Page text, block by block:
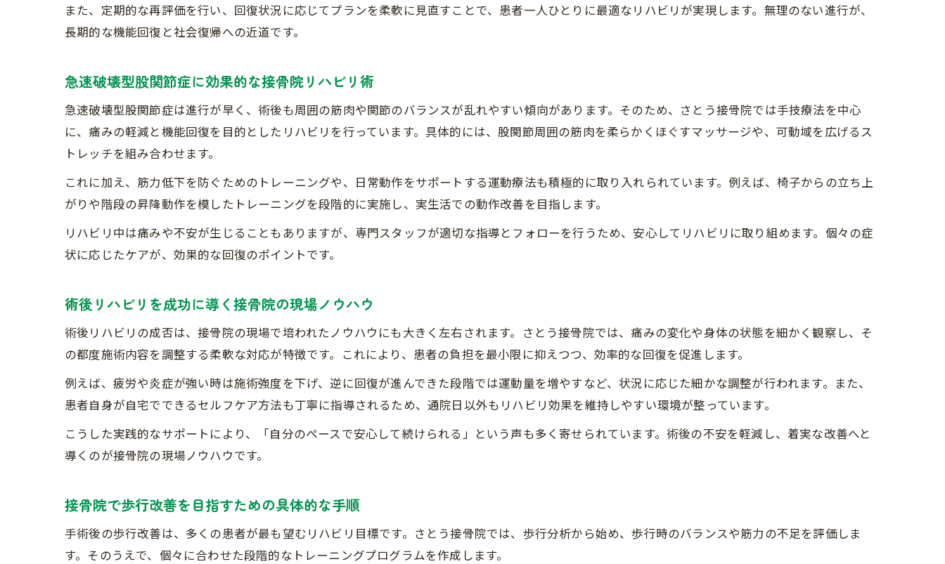
また、定期的な再評価を行い、回復状況に応じてプランを柔軟に見直すことで、患者一人ひとりに最適なリハビリが実現します。無理のない進行が、
長期的な機能回復と社会復帰への近道です。
急速破壊型股関節症に効果的な接骨院リハビリ術
急速破壊型股関節症は進行が早く、術後も周囲の筋肉や関節のバランスが乱れやすい傾向があります。そのため、さとう接骨院では手技療法を中心
に、痛みの軽減と機能回復を目的としたリハビリを行っています。具体的には、股関節周囲の筋肉を柔らかくほぐすマッサージや、可動域を広げるス
トレッチを組み合わせます。
これに加え、筋力低下を防ぐためのトレーニングや、日常動作をサポートする運動療法も積極的に取り入れられています。例えば、椅子からの立ち上
がりや階段の昇降動作を模したトレーニングを段階的に実施し、実生活での動作改善を目指します。
リハビリ中は痛みや不安が生じることもありますが、専門スタッフが適切な指導とフォローを行うため、安心してリハビリに取り組めます。個々の症
状に応じたケアが、効果的な回復のポイントです。
術後リハビリを成功に導く接骨院の現場ノウハウ
術後リハビリの成否は、接骨院の現場で培われたノウハウにも大きく左右されます。さとう接骨院では、痛みの変化や身体の状態を細かく観察し、そ
の都度施術内容を調整する柔軟な対応が特徴です。これにより、患者の負担を最小限に抑えつつ、効率的な回復を促進します。
例えば、疲労や炎症が強い時は施術強度を下げ、逆に回復が進んできた段階では運動量を増やすなど、状況に応じた細かな調整が行われます。また、
患者自身が自宅でできるセルフケア方法も丁寧に指導されるため、通院日以外もリハビリ効果を維持しやすい環境が整っています。
こうした実践的なサポートにより、「自分のペースで安心して続けられる」という声も多く寄せられています。術後の不安を軽減し、着実な改善へと
導くのが接骨院の現場ノウハウです。
接骨院で歩行改善を目指すための具体的な手順
手術後の歩行改善は、多くの患者が最も望むリハビリ目標です。さとう接骨院では、歩行分析から始め、歩行時のバランスや筋力の不足を評価しま
す。そのうえで、個々に合わせた段階的なトレーニングプログラムを作成します。